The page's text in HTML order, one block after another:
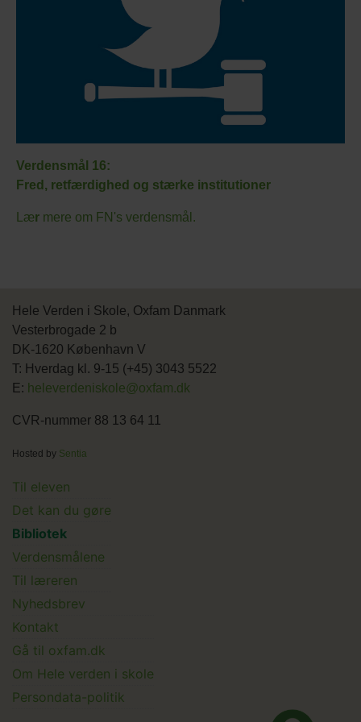
Verdensmål 16:
Fred, retfærdighed og stærke institutioner
Lær mere om FN's verdensmål.
Hele Verden i Skole, Oxfam Danmark
Vesterbrogade 2 b
DK-1620 København V
T: Hverdag kl. 9-15 (+45) 3043 5522
E: heleverdeniskole@oxfam.dk
CVR-nummer 88 13 64 11
Hosted by Sentia
Main
menu
Til eleven
Det kan du gøre
Bibliotek
Verdensmålene
Til læreren
Main
Submenu
Nyhedsbrev
Kontakt
Gå til oxfam.dk
Om Hele verden i skole
Persondata-politik